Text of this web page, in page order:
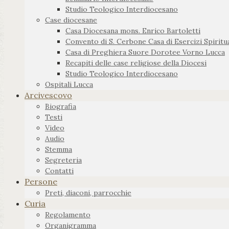
Studio Teologico Interdiocesano
Case diocesane
Casa Diocesana mons. Enrico Bartoletti
Convento di S. Cerbone Casa di Esercizi
Casa di Preghiera Suore Dorotee Vorno Lucca
Recapiti delle case religiose della Diocesi
Studio Teologico Interdiocesano
Ospitali Lucca
Arcivescovo
Biografia
Testi
Video
Audio
Stemma
Segreteria
Contatti
Persone
Preti, diaconi, parrocchie
Curia
Regolamento
Organigramma